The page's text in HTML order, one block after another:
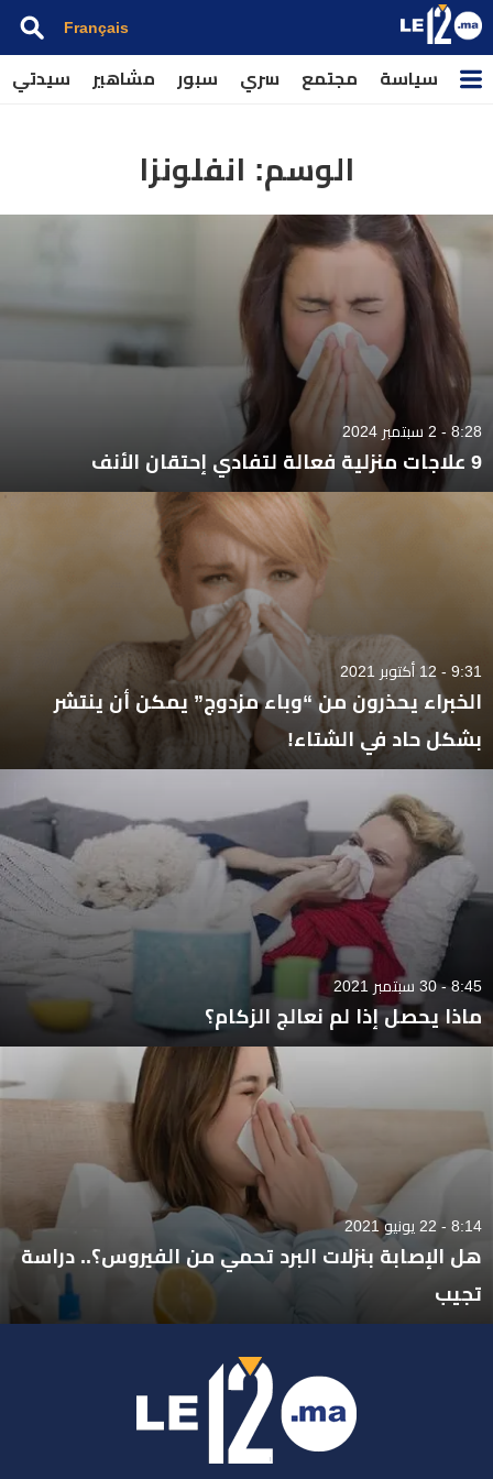
Français
سياسة مجتمع سري سبور مشاهير سيدتي
الوسم: انفلونزا
8:28 - 2 سبتمبر 2024
9 علاجات منزلية فعالة لتفادي إحتقان الأنف
9:31 - 12 أكتوبر 2021
الخبراء يحذرون من “وباء مزدوج” يمكن أن ينتشر
بشكل حاد في الشتاء!
8:45 - 30 سبتمبر 2021
ماذا يحصل إذا لم نعالج الزكام؟
8:14 - 22 يونيو 2021
هل الإصابة بنزلات البرد تحمي من الفيروس؟.. دراسة
تجيب